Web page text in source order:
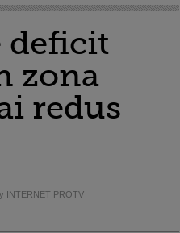
deficit
zona
redus
INTERNET PROTV